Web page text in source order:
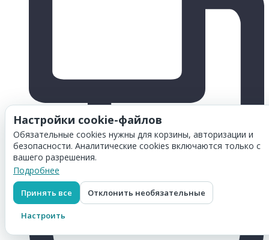
Настройки cookie-файлов
Обязательные cookies нужны для корзины, авторизации и
безопасности. Аналитические cookies включаются только с
вашего разрешения.
Подробнее
Принять все Отклонить необязательные
Настроить